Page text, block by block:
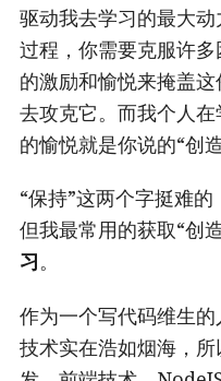
驱动我去学习的最大
过程，你需要克服许
的激励和愉悦来掩盖
去攻克它。而我个人
的愉悦就是你说的“创造
“保持”这两个字挺难的
但我最常用的获取“创
习。
作为一个写代码维生
技术实在浩如烟海，